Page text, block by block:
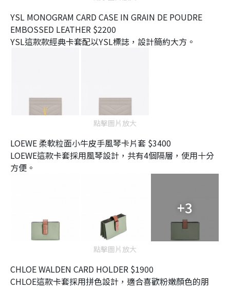
YSL MONOGRAM CARD CASE IN GRAIN DE POUDRE
EMBOSSED LEATHER $2200
YSL這款款經典卡套配以YSL標誌，設計簡約大方。
點擊圖片放大
LOEWE 柔軟粒面小牛皮手風琴卡片套 $3400
LOEWE這款卡套採用風琴設計，共有4個隔層，使用十分
方便。
+3
點擊圖片放大
CHLOE WALDEN CARD HOLDER $1900
CHLOE這款卡套採用拼色設計，適合喜歡粉嫩顏色的朋